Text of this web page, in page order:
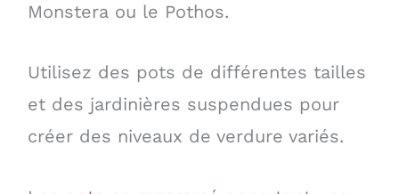
Monstera ou le Pothos.
Utilisez des pots de différentes tailles
et des jardinières suspendues pour
créer des niveaux de verdure variés.